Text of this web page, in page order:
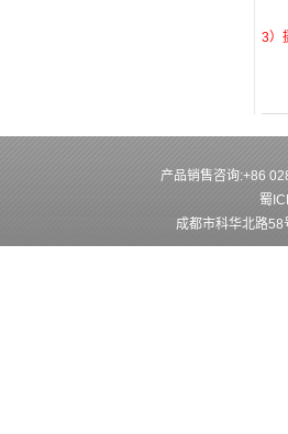
3）
产品销售咨询:+86
蜀
成都市科华北路